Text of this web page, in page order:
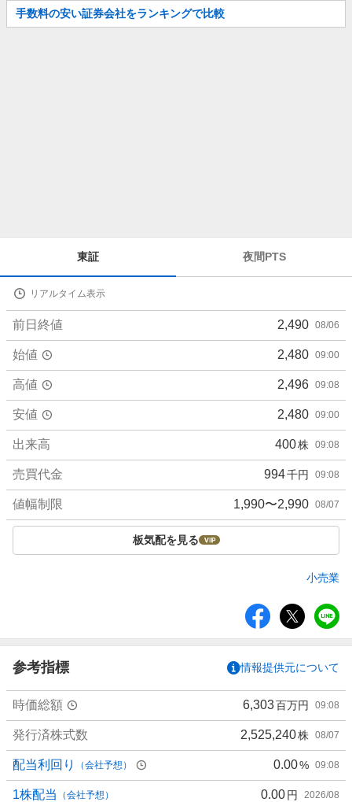
お
知
手数料の安い証券会社をランキングで比較
詳
値
東証 夜間PTS
リアルタイム表示
前日終値 2,490 08/06
始値 2,480 09:00
高値 2,496 09:08
安値 2,480 09:00
出来高 400株 09:08
売買代金 994千円 09:08
値幅制限 1,990〜2,990 08/07
板気配を見る
小売業
ア
参考指標 情報提供元について
時価総額 6,303百万円 09:08
発行済株式数 2,525,240株 08/07
配当利回り （会社予想） 0.00% 09:08
1株配当 （会社予想） 0.00円 2026/08